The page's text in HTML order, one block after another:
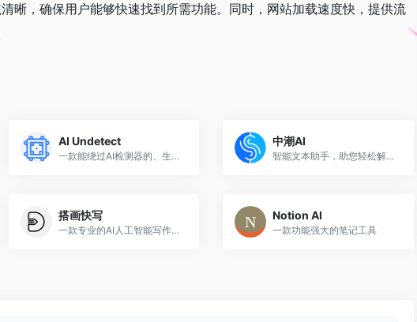
晰，确保用户能够快速找到所需功能。同时，网站加载速度快，提供流
AI Undetect
一款能绕过AI检测器的、生产不可检测内容的人工智能写作工具
中潮AI
智能文本助手，助您轻松解决生活与工作中的各种问题
搭画快写
一款专业的AI人工智能写作平台，可以快速地撰写文章、小说、论文等各种文本形式
Notion AI
一款功能强大的笔记工具